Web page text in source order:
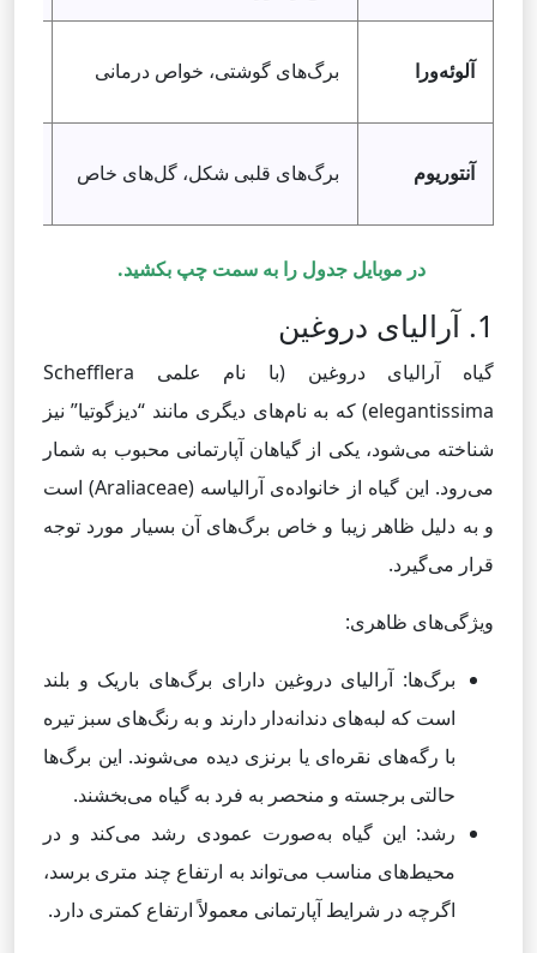
آلوئه‌ورا برگ‌های گوشتی، خواص درمانی
آنتوریوم برگ‌های قلبی شکل، گل‌های خاص
در موبایل جدول را به سمت چپ بکشید.
1. آرالیای دروغین
گیاه آرالیای دروغین (با نام علمی Schefflera
elegantissima) که به نام‌های دیگری مانند “دیزگوتیا” نیز
شناخته می‌شود، یکی از گیاهان آپارتمانی محبوب به شمار
می‌رود. این گیاه از خانواده‌ی آرالیاسه (Araliaceae) است
و به دلیل ظاهر زیبا و خاص برگ‌های آن بسیار مورد توجه
قرار می‌گیرد.
ویژگی‌های ظاهری:
برگ‌ها: آرالیای دروغین دارای برگ‌های باریک و بلند
است که لبه‌های دندانه‌دار دارند و به رنگ‌های سبز تیره
با رگه‌های نقره‌ای یا برنزی دیده می‌شوند. این برگ‌ها
حالتی برجسته و منحصر به فرد به گیاه می‌بخشند.
رشد: این گیاه به‌صورت عمودی رشد می‌کند و در
محیط‌های مناسب می‌تواند به ارتفاع چند متری برسد،
اگرچه در شرایط آپارتمانی معمولاً ارتفاع کمتری دارد.